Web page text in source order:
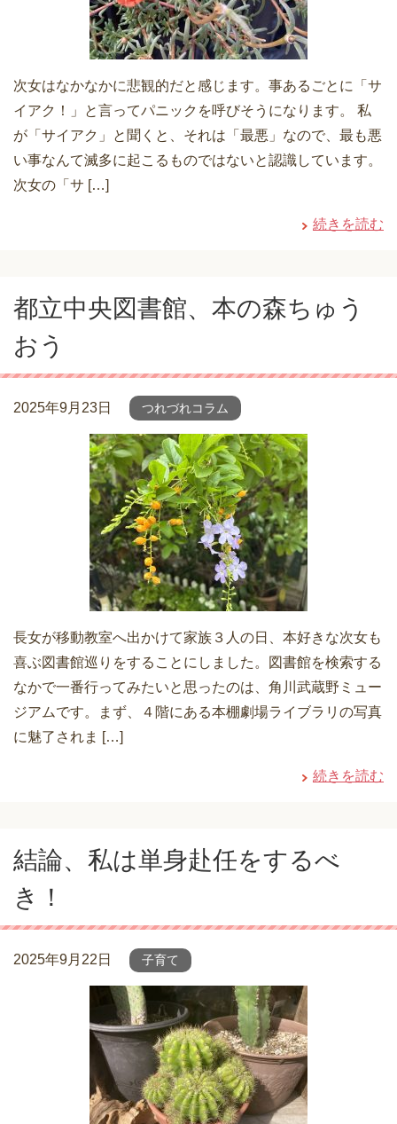
次女はなかなかに悲観的だと感じます。事あるごとに「サ
イアク！」と言ってパニックを呼びそうになります。 私
が「サイアク」と聞くと、それは「最悪」なので、最も悪
い事なんて滅多に起こるものではないと認識しています。
次女の「サ […]
続きを読む
都立中央図書館、本の森ちゅう
おう
2025年9月23日 つれづれコラム
長女が移動教室へ出かけて家族３人の日、本好きな次女も
喜ぶ図書館巡りをすることにしました。図書館を検索する
なかで一番行ってみたいと思ったのは、角川武蔵野ミュー
ジアムです。まず、４階にある本棚劇場ライブラリの写真
に魅了されま […]
続きを読む
結論、私は単身赴任をするべ
き！
2025年9月22日 子育て